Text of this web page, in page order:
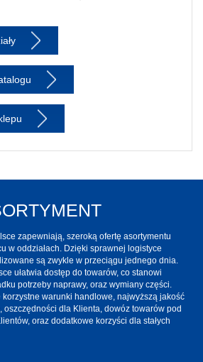
zapewniają, szeroką ofertę asortymentu
w oddziałach. Dzięki sprawnej logistyce
są zwykle w przeciągu jednego dnia.
ułatwia dostęp do towarów, co stanowi
potrzeby naprawy, oraz wymiany części.
korzystne warunki handlowe, najwyższą jakość
oszczędności dla Klienta, dowóz towarów pod
oraz dodatkowe korzyści dla stałych